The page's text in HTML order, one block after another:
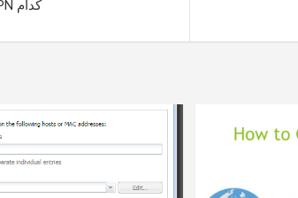
کدام VPN ها در ایران متداولترند؟